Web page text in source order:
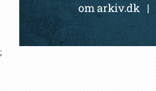
om arkiv.dk |
;